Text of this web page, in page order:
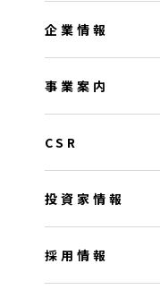
企業情報
事業案内
CSR
投資家情報
採用情報